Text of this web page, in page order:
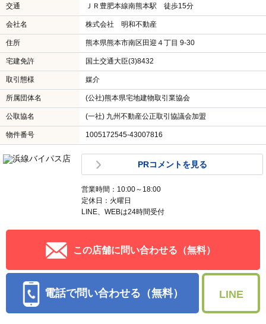
交通 ＪＲ豊肥本線南熊本駅 徒歩15分
会社名 株式会社 明和不動産
住所 熊本県熊本市南区田迎４丁目 9-30
宅建免許 国土交通大臣(3)8432
取引態様 媒介
所属団体名 (公社)熊本県宅地建物取引業協会
公取協名 (一社) 九州不動産公正取引協議会加盟
物件番号 1005172545-43007816
PRコメントを見る
営業時間：10:00～18:00
定休日：火曜日
LINE、WEBは24時間受付
この店舗に問い合わせる（無料）
電話で問い合わせる（無料） LINE